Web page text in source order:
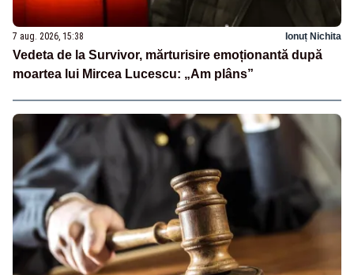
7 aug. 2026, 15:38 Ionuț Nichita
Vedeta de la Survivor, mărturisire emoționantă după
moartea lui Mircea Lucescu: „Am plâns”